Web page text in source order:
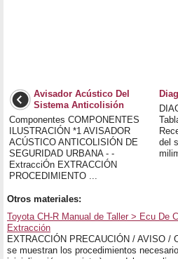
Avisador Acústico Del
Sistema Anticolisión
Componentes COMPONENTES
ILUSTRACIÓN *1 AVISADOR
ACÚSTICO ANTICOLISIÓN DE
SEGURIDAD URBANA - -
ExtracciÓn EXTRACCIÓN
PROCEDIMIENTO ...
del
Otros materiales:
Toyota CH-R Manual de Taller > Ecu De
Extracción
EXTRACCIÓN PRECAUCIÓN / AVISO /
se muestran los procedimientos